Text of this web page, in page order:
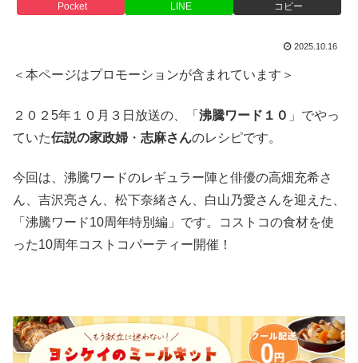
Pocket LINE コピー
2025.10.16
＜本ページはプロモーションが含まれています＞
２０２5年１０月３日放送の、「 沸騰ワード１０ 」でやっ
ていた伝説の家政婦 ・ 志麻さんのレシピです。
今回は、沸騰ワードのレギュラー陣と俳優の高畑充希さ
ん、吉沢亮さん、松下奈緒さん、白山乃愛さんを迎えた、
「沸騰ワード10周年特別編」です。コストコの食材を使
った10周年コストコパーティー開催！